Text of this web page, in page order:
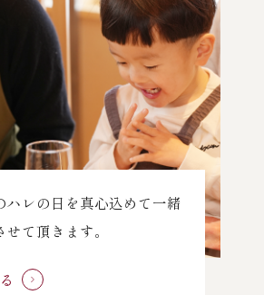
ハレの日を真心込めて一緒
せて頂きます。